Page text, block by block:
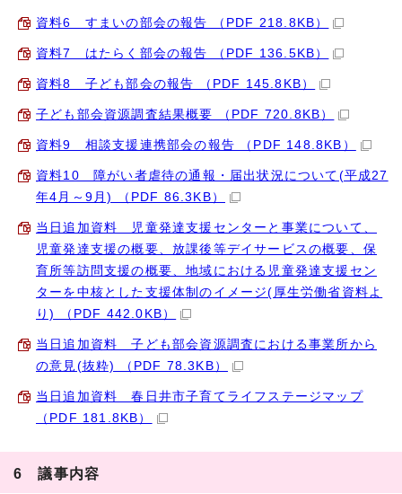
資料6 すまいの部会の報告 （PDF 218.8KB）
資料7 はたらく部会の報告 （PDF 136.5KB）
資料8 子ども部会の報告 （PDF 145.8KB）
子ども部会資源調査結果概要 （PDF 720.8KB）
資料9 相談支援連携部会の報告 （PDF 148.8KB）
資料10 障がい者虐待の通報・届出状況について(平成27
年4月～9月) （PDF 86.3KB）
当日追加資料 児童発達支援センターと事業について、
児童発達支援の概要、放課後等デイサービスの概要、保
育所等訪問支援の概要、地域における児童発達支援セン
ターを中核とした支援体制のイメージ(厚生労働省資料よ
り) （PDF 442.0KB）
当日追加資料 子ども部会資源調査における事業所から
の意見(抜粋) （PDF 78.3KB）
当日追加資料 春日井市子育てライフステージマップ
（PDF 181.8KB）
6 議事内容